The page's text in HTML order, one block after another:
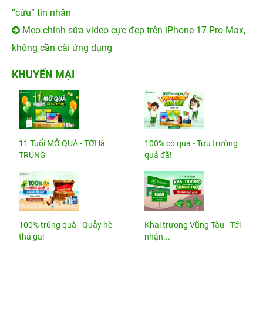
“cứu” tin nhắn
Mẹo chỉnh sửa video cực đẹp trên iPhone 17 Pro Max,
không cần cài ứng dụng
KHUYẾN MẠI
11 Tuổi MỞ QUÀ - TỚI là
TRÚNG
100% có quà - Tựu trường
quá đã!
100% trúng quà - Quẫy hè
thả ga!
Khai trương Vũng Tàu - Tới
nhận...